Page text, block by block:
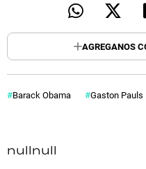
AGREGANOS
Barack Obama Gaston Pauls
nullnull